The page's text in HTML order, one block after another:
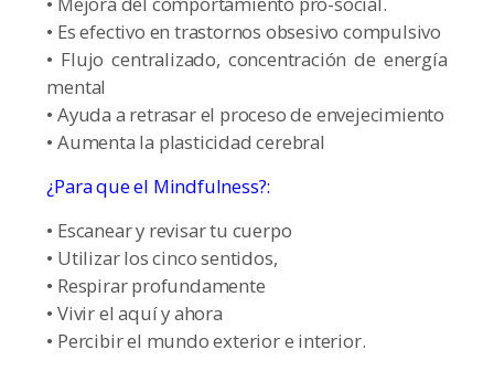
• Es efectivo en trastornos obsesivo compulsivo
• Flujo centralizado, concentración de energía
mental
• Ayuda a retrasar el proceso de envejecimiento
• Aumenta la plasticidad cerebral
¿Para que el Mindfulness?:
• Escanear y revisar tu cuerpo
• Utilizar los cinco sentidos,
• Respirar profundamente
• Vivir el aquí y ahora
• Percibir el mundo exterior e interior.